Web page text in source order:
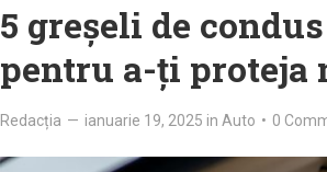
5 greșeli de
pentru a-ți proteja
Redacția — ianuarie 19, 2025 in Auto • 0